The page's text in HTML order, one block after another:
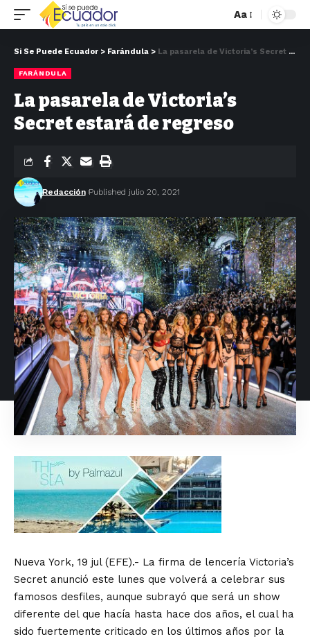
Aa
Si Se Puede Ecuador > Farándula > La pasarela de Victoria’s Secret estará de regreso
FARÁNDULA
La pasarela de Victoria’s
Secret estará de regreso
Redacción Published julio 20, 2021
Nueva York, 19 jul (EFE).- La firma de lencería Victoria’s
Secret anunció este lunes que volverá a celebrar sus
famosos desfiles, aunque subrayó que será un show
diferente del que hacía hasta hace dos años, el cual ha
sido fuertemente criticado en los últimos años por la